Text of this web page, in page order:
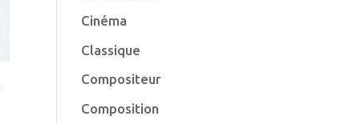
Cinéma
Classique
Compositeur
Composition